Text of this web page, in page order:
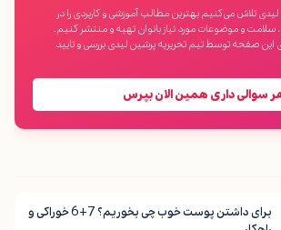
لیدی تلاش می‌کنیم بهترین مطالب آموزشی و کاربردی را در
سلامت و موضوعات مورد نیاز بانوان تهیه و منتشر کنیم.
صفحه توسط تیم تحریریه پرشین لیدی بررسی و تایید
سوالی داری همین الان بپرس
برای داشتن پوست خوب چی بخوریم؟ 7+6 خوراکی و